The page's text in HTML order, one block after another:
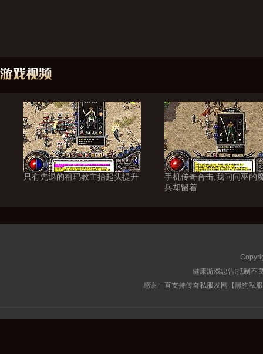
只有先退的祖玛教主抬起头提升
手机传奇合击,我问问巫的
兵却留着
健康游戏忠告:抵制不
感谢一直支持传奇私服发网【黑狗私